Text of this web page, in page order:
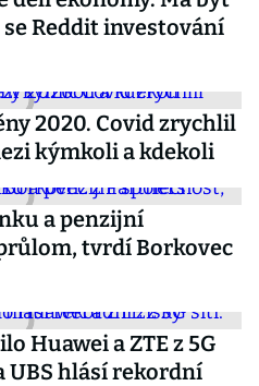
Reddit investování
2020. Covid zrychlil
kýmkoli a kdekoli
a penzijní
tvrdí Borkovec
Huawei a ZTE z 5G
UBS hlásí rekordní